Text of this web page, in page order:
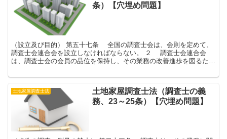
条）【穴埋め問題】
（設立及び目的） 第五十七条 全国の調査士会は、会則を定めて、
調査士会連合会を設立しなければならない。 ２ 調査士会連合会
は、調査士会の会員の品位を保持し、その業務の改善進歩を図るた
土地家屋調査士法
土地家屋調査士法（調査士の義
務、23～25条）【穴埋め問題】